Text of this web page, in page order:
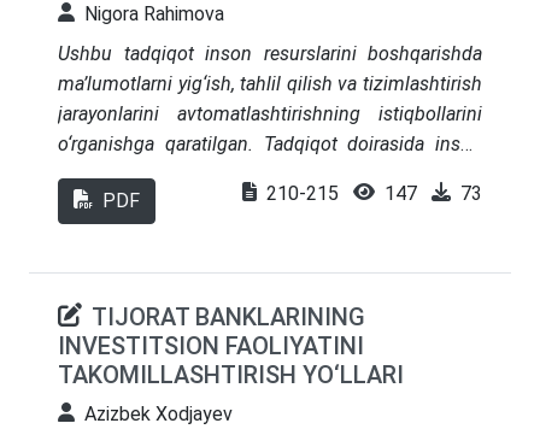
Nigora Rahimova
Ushbu tadqiqot inson resurslarini boshqarishda
ma’lumotlarni yig‘ish, tahlil qilish va tizimlashtirish
jarayonlarini avtomatlashtirishning istiqbollarini
o‘rganishga qaratilgan. Tadqiqot doirasida inson
resurslari boshqaruvining zamonaviy
yondashuvlari, avtomatlashtirilgan tizimlarning
PDF 210-215 147 73
TIJORAT BANKLARINING
INVESTITSION FAOLIYATINI
TAKOMILLASHTIRISH YO‘LLARI
Azizbеk Xodjayev